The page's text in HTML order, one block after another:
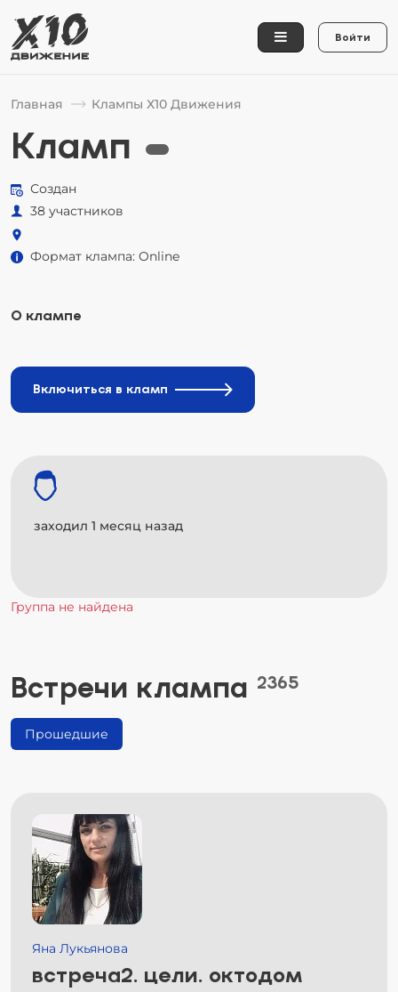
Войти
Главная Клампы Х10 Движения
Кламп
Создан
38 участников
Формат клампа: Online
О клампе
Включиться в кламп
заходил 1 месяц назад
Группа не найдена
Встречи клампа 2365
Прошедшие
Яна Лукьянова
встреча2. цели. октодом